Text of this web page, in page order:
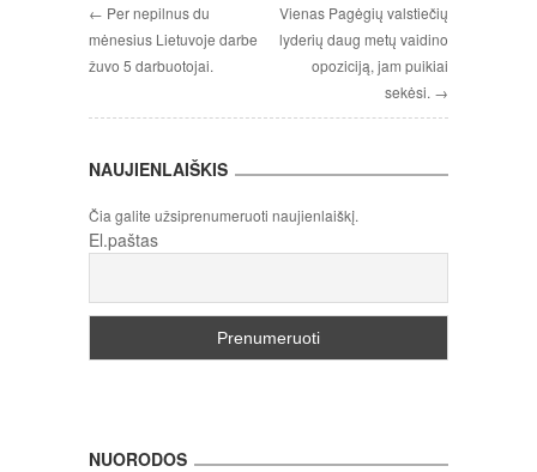
← Per nepilnus du
mėnesius Lietuvoje darbe
žuvo 5 darbuotojai.
Vienas Pagėgių valstiečių
lyderių daug metų vaidino
opoziciją, jam puikiai
sekėsi. →
NAUJIENLAIŠKIS
Čia galite užsiprenumeruoti naujienlaiškį.
El.paštas
NUORODOS